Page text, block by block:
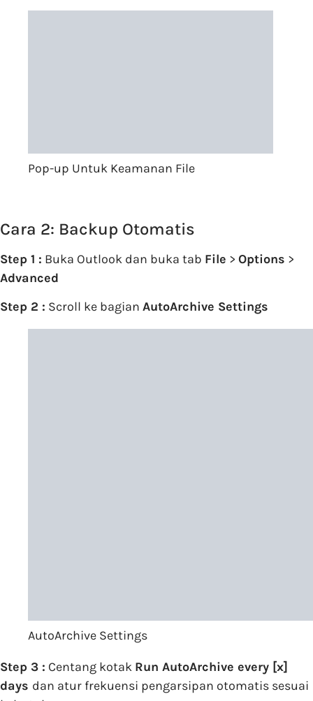
Pop-up Untuk Keamanan File
Cara 2: Backup Otomatis
Step 1 : Buka Outlook dan buka tab File > Options >
Advanced
Step 2 : Scroll ke bagian AutoArchive Settings
AutoArchive Settings
Step 3 : Centang kotak Run AutoArchive every [x]
days dan atur frekuensi pengarsipan otomatis sesuai